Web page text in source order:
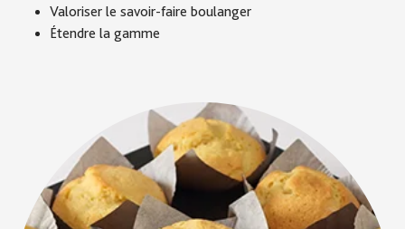
Valoriser le savoir-faire boulanger
Étendre la gamme